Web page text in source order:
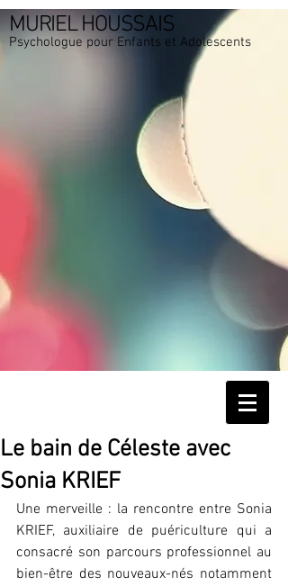
MURIEL HOUSSAIS
Psychologue pour Enfants et Adolescents
Le bain de Céleste avec
Sonia KRIEF
Une merveille : la rencontre entre Sonia
KRIEF, auxiliaire de puériculture qui a
consacré son parcours professionnel au
bien-être des nouveaux-nés notamment